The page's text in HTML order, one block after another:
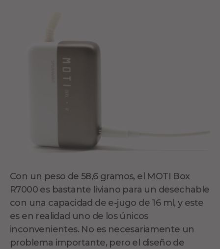
Con un peso de 58,6 gramos, el MOTI Box
R7000 es bastante liviano para un desechable
con una capacidad de e-jugo de 16 ml, y este
es en realidad uno de los únicos
inconvenientes. No es necesariamente un
problema importante, pero el diseño de